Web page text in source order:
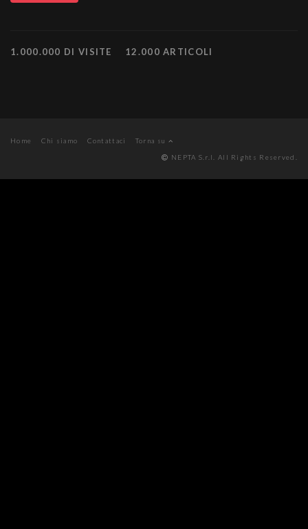
1.000.000 DI VISITE 12.000 ARTICOLI
Home Chi siamo Contattaci
Torna su
NEPTA S.r.l. All Rights Reserved.